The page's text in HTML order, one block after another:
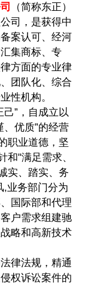
（简称东正）
司，是获得中
案认可、经河
集商标、专
方面的专业律
团队化、综合
性机构。
”，自成立以
、优质”的经营
职业道德，坚
和"满足需求、
实、踏实、务
,业务部门分为
国际部和代理
户需求组建驰
略和高新技术
律法规，精通
权诉讼案件的